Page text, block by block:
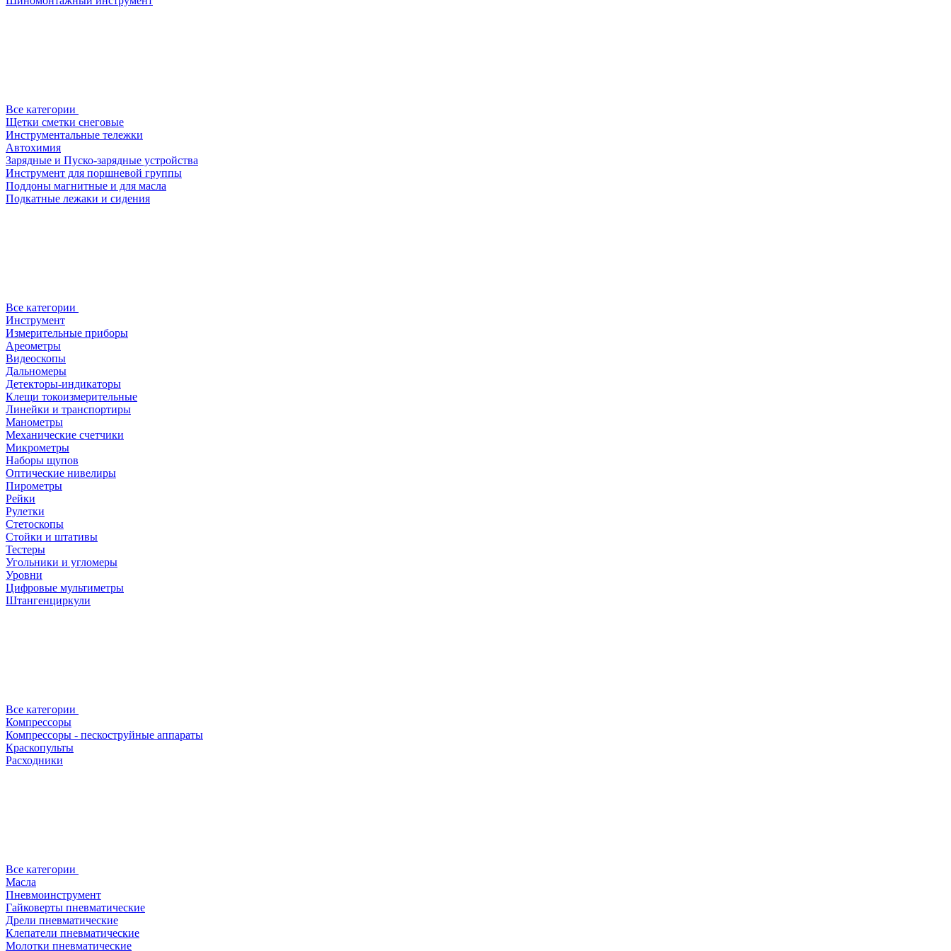
Все категории
Щетки сметки снеговые
Инструментальные тележки
Автохимия
Зарядные и Пуско-зарядные устройства
Инструмент для поршневой группы
Поддоны магнитные и для масла
Подкатные лежаки и сидения
Все категории
Инструмент
Измерительные приборы
Ареометры
Видеоскопы
Дальномеры
Детекторы-индикаторы
Клещи токоизмерительные
Линейки и транспортиры
Манометры
Механические счетчики
Микрометры
Наборы щупов
Оптические нивелиры
Пирометры
Рейки
Рулетки
Стетоскопы
Стойки и штативы
Тестеры
Угольники и угломеры
Уровни
Цифровые мультиметры
Штангенциркули
Все категории
Компрессоры
Компрессоры - пескоструйные аппараты
Краскопульты
Расходники
Все категории
Масла
Пневмоинструмент
Гайковерты пневматические
Дрели пневматические
Клепатели пневматические
Молотки пневматические